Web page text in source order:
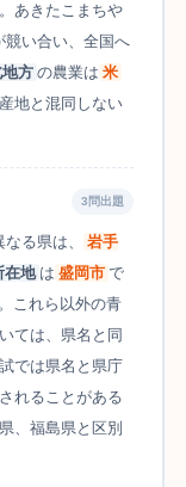
あきたこまちや
競い合い、全国へ
方 の農業は 米
地と混同しない
3問出題
る県は、
岩手
在地 は 盛岡市 で
これら以外の青
ては、県名と同
では県名と県庁
れることがある
、福島県と区別